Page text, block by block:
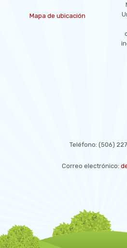
Mapa de ubicación
Teléfono: (506)
Correo electrónico: